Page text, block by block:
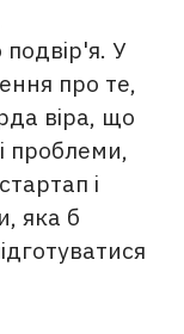
подвір'я. У
про те,
віра, що
проблеми,
і
яка б